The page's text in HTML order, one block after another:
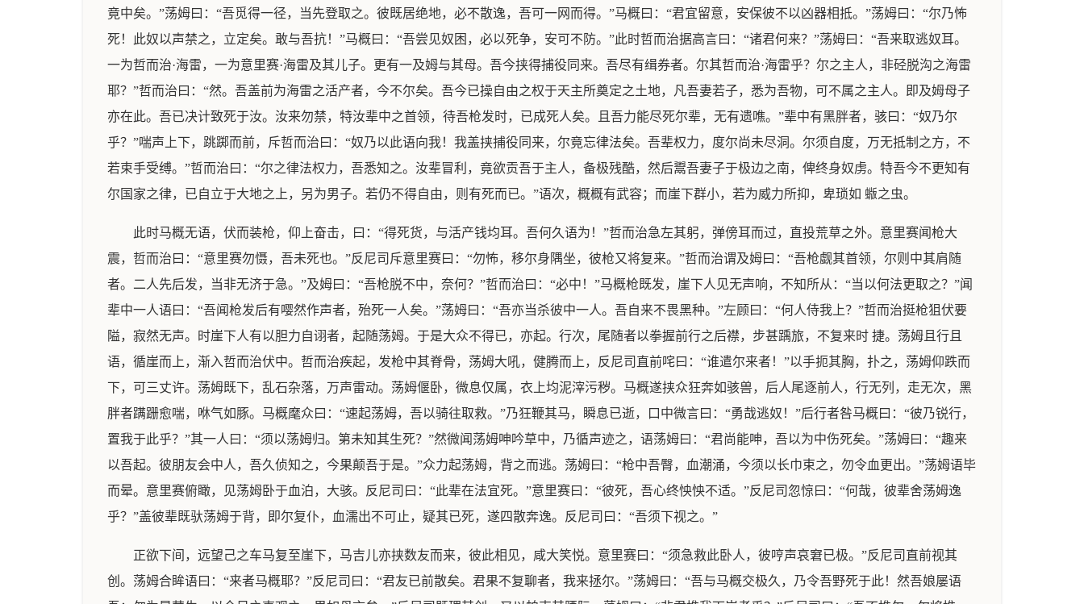
竟中矣。”荡姆曰：“吾觅得一径，当先登取之。彼既居绝地，必不散逸，吾可一网而得。”马概曰：“君宜留意，安保彼不以凶器相抵。”荡姆曰：“尔乃怖
死！此奴以声禁之，立定矣。敢与吾抗！”马概曰：“吾尝见奴困，必以死争，安可不防。”此时哲而治据高言曰：“诸君何来？”荡姆曰：“吾来取逃奴耳。
一为哲而治·海雷，一为意里赛·海雷及其儿子。更有一及姆与其母。吾今挟得捕役同来。吾尽有缉券者。尔其哲而治·海雷乎？尔之主人，非硁脱沟之海雷
耶？”哲而治曰：“然。吾盖前为海雷之活产者，今不尔矣。吾今已操自由之权于天主所奠定之土地，凡吾妻若子，悉为吾物，可不属之主人。即及姆母子
亦在此。吾已决计致死于汝。汝来勿禁，特汝辈中之首领，待吾枪发时，已成死人矣。且吾力能尽死尔辈，无有遗噍。”辈中有黑胖者，骇曰：“奴乃尔
乎？”喘声上下，跳踯而前，斥哲而治曰：“奴乃以此语向我！我盖挟捕役同来，尔竟忘律法矣。吾辈权力，度尔尚未尽洞。尔须自度，万无抵制之方，不
若束手受缚。”哲而治曰：“尔之律法权力，吾悉知之。汝辈冒利，竟欲贡吾于主人，备极残酷，然后鬻吾妻子于极边之南，俾终身奴虏。特吾今不更知有
尔国家之律，已自立于大地之上，另为男子。若仍不得自由，则有死而已。”语次，概概有武容；而崖下群小，若为威力所抑，卑琐如 蝂之虫。
此时马概无语，伏而装枪，仰上奋击，曰：“得死货，与活产钱均耳。吾何久语为！”哲而治急左其躬，弹傍耳而过，直投荒草之外。意里赛闻枪大
震，哲而治曰：“意里赛勿慑，吾未死也。”反尼司斥意里赛曰：“勿怖，移尔身隅坐，彼枪又将复来。”哲而治谓及姆曰：“吾枪觑其首领，尔则中其肩随
者。二人先后发，当非无济于急。”及姆曰：“吾枪脱不中，奈何？”哲而治曰：“必中！”马概枪既发，崖下人见无声响，不知所从：“当以何法更取之？”闻
辈中一人语曰：“吾闻枪发后有嘤然作声者，殆死一人矣。”荡姆曰：“吾亦当杀彼中一人。吾自来不畏黑种。”左顾曰：“何人侍我上？”哲而治挺枪狙伏要
隘，寂然无声。时崖下人有以胆力自诩者，起随荡姆。于是大众不得已，亦起。行次，尾随者以拳握前行之后襟，步甚踽旅，不复来时 捷。荡姆且行且
语，循崖而上，渐入哲而治伏中。哲而治疾起，发枪中其脊骨，荡姆大吼，健腾而上，反尼司直前咤曰：“谁遣尔来者！”以手扼其胸，扑之，荡姆仰跌而
下，可三丈许。荡姆既下，乱石杂落，万声雷动。荡姆偃卧，微息仅属，衣上均泥滓污秽。马概遂挟众狂奔如骇兽，后人尾逐前人，行无列，走无次，黑
胖者蹒跚愈喘，咻气如豚。马概麾众曰：“速起荡姆，吾以骑往取救。”乃狂鞭其马，瞬息已逝，口中微言曰：“勇哉逃奴！”后行者咎马概曰：“彼乃锐行，
置我于此乎？”其一人曰：“须以荡姆归。第未知其生死？”然微闻荡姆呻吟草中，乃循声迹之，语荡姆曰：“君尚能呻，吾以为中伤死矣。”荡姆曰：“趣来
以吾起。彼朋友会中人，吾久侦知之，今果颠吾于是。”众力起荡姆，背之而逃。荡姆曰：“枪中吾臀，血潮涌，今须以长巾束之，勿令血更出。”荡姆语毕
而晕。意里赛俯瞰，见荡姆卧于血泊，大骇。反尼司曰：“此辈在法宜死。”意里赛曰：“彼死，吾心终怏怏不适。”反尼司忽惊曰：“何哉，彼辈舍荡姆逸
乎？”盖彼辈既驮荡姆于背，即尔复仆，血濡出不可止，疑其已死，遂四散奔逸。反尼司曰：“吾须下视之。”
正欲下间，远望己之车马复至崖下，马吉儿亦挟数友而来，彼此相见，咸大笑悦。意里赛曰：“须急救此卧人，彼哼声哀窘已极。”反尼司直前视其
创。荡姆合眸语曰：“来者马概耶？”反尼司曰：“君友已前散矣。君果不复聊者，我来拯尔。”荡姆曰：“吾与马概交极久，乃令吾野死于此！然吾娘屡语